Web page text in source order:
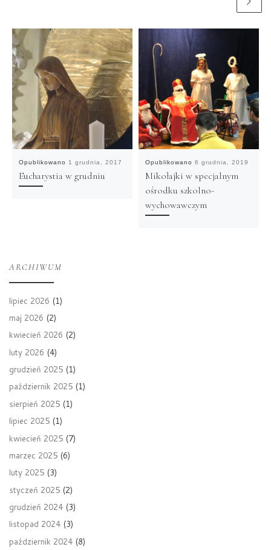
Opublikowano 1 grudnia, 2017
Eucharystia w grudniu
Opublikowano 6 grudnia, 2019
Mikołajki w specjalnym
ośrodku szkolno-
wychowawczym
ARCHIWUM
lipiec 2026 (1)
maj 2026 (2)
kwiecień 2026 (2)
luty 2026 (4)
grudzień 2025 (1)
październik 2025 (1)
sierpień 2025 (1)
lipiec 2025 (1)
kwiecień 2025 (7)
marzec 2025 (6)
luty 2025 (3)
styczeń 2025 (2)
grudzień 2024 (3)
listopad 2024 (3)
październik 2024 (8)